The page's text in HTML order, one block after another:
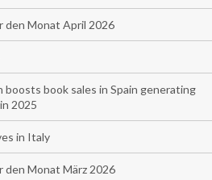
den Monat April 2026
book sales in Spain generating
2025
in Italy
Monat März 2026